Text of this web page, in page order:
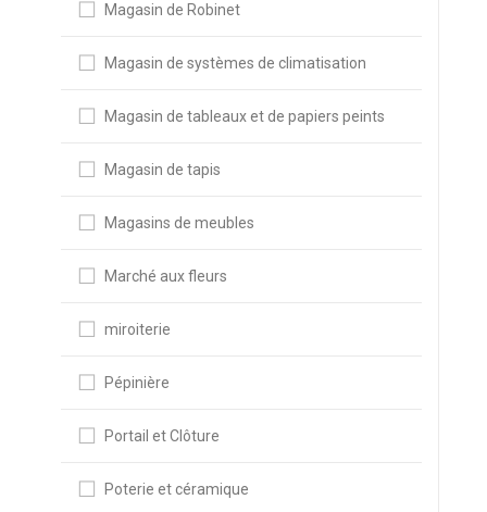
Magasin de Robinet
Magasin de systèmes de climatisation
Magasin de tableaux et de papiers peints
Magasin de tapis
Magasins de meubles
Marché aux fleurs
miroiterie
Pépinière
Portail et Clôture
Poterie et céramique